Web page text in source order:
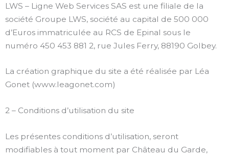
LWS – Ligne Web Services SAS est une filiale de la
société Groupe LWS, société au capital de 500 000
d’Euros immatriculée au RCS de Epinal sous le
numéro 450 453 881 2, rue Jules Ferry, 88190 Golbey.
La création graphique du site a été réalisée par Léa
Gonet (www.leagonet.com)
2 – Conditions d’utilisation du site
Les présentes conditions d’utilisation, seront
modifiables à tout moment par Château du Garde,